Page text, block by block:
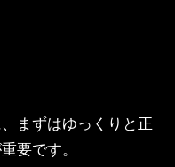
まずはゆっくりと正
要です。